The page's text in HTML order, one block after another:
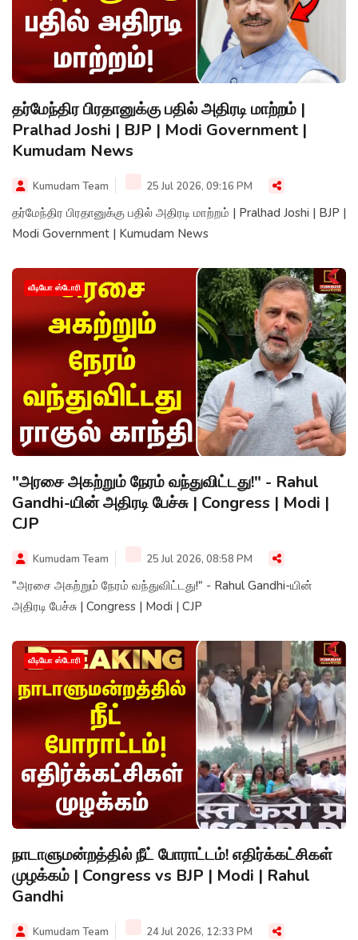
தர்மேந்திர பிரதானுக்கு பதில் அதிரடி மாற்றம் |
Pralhad Joshi | BJP | Modi Government |
Kumudam News
Kumudam Team 25 Jul 2026, 09:16 PM
தர்மேந்திர பிரதானுக்கு பதில் அதிரடி மாற்றம் | Pralhad Joshi | BJP |
Modi Government | Kumudam News
வீடியோ ஸ்டோரி
"அரசை அகற்றும் நேரம் வந்துவிட்டது!" - Rahul
Gandhi-யின் அதிரடி பேச்சு | Congress | Modi |
CJP
Kumudam Team 25 Jul 2026, 08:58 PM
"அரசை அகற்றும் நேரம் வந்துவிட்டது!" - Rahul Gandhi-யின்
அதிரடி பேச்சு | Congress | Modi | CJP
வீடியோ ஸ்டோரி
நாடாளுமன்றத்தில் நீட் போராட்டம்! எதிர்க்கட்சிகள்
முழக்கம் | Congress vs BJP | Modi | Rahul
Gandhi
Kumudam Team 24 Jul 2026, 12:33 PM